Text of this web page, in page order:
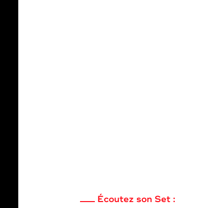
Écoutez son Set :